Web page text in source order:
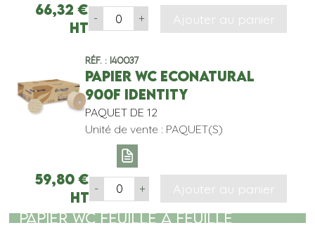
66,32€
HT
- + Ajouter au panier
Réf. : I40037
PAPIER WC ECONATURAL
900F IDENTITY
PAQUET DE 12
Unité de vente : PAQUET(S)
59,80€
HT
- + Ajouter au panier
PAPIER WC FEUILLE A FEUILLE